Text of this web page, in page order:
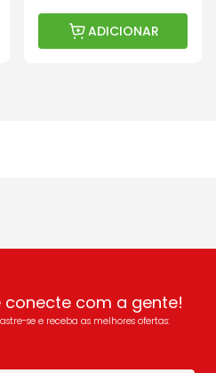
ADICIONAR
conecte com a gente!
se e receba as melhores ofertas: